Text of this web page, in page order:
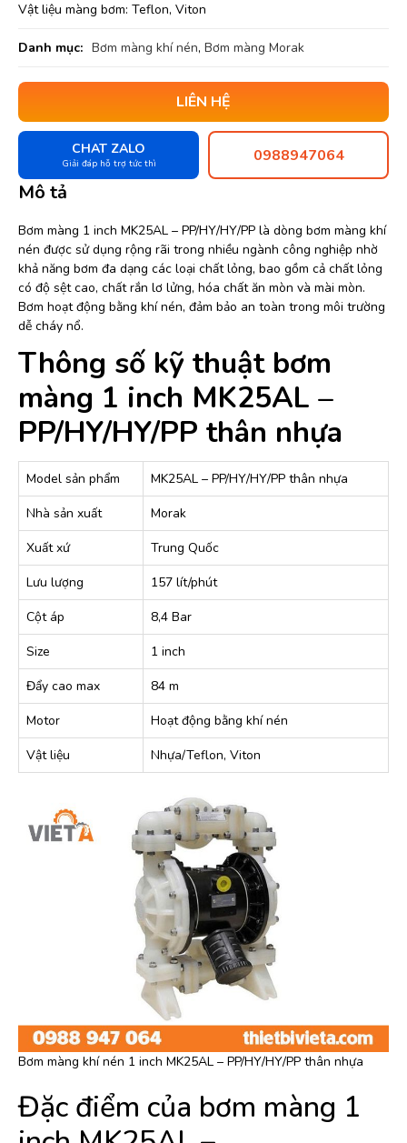
Vật liệu màng bơm: Teflon, Viton
Danh mục: Bơm màng khí nén, Bơm màng Morak
LIÊN HỆ
CHAT ZALO
Giải đáp hỗ trợ tức thì 0988947064
Mô tả
Bơm màng 1 inch MK25AL – PP/HY/HY/PP là dòng bơm màng khí
nén được sử dụng rộng rãi trong nhiều ngành công nghiệp nhờ
khả năng bơm đa dạng các loại chất lỏng, bao gồm cả chất lỏng
có độ sệt cao, chất rắn lơ lửng, hóa chất ăn mòn và mài mòn.
Bơm hoạt động bằng khí nén, đảm bảo an toàn trong môi trường
dễ cháy nổ.
Thông số kỹ thuật bơm
màng 1 inch MK25AL –
PP/HY/HY/PP thân nhựa
Model sản phẩm
MK25AL – PP/HY/HY/PP thân nhựa
Nhà sản xuất
Morak
Xuất xứ
Trung Quốc
Lưu lượng
157 lít/phút
Cột áp
8,4 Bar
Size
1 inch
Đẩy cao max
84 m
Motor
Hoạt động bằng khí nén
Vật liệu
Nhựa/Teflon, Viton
Bơm màng khí nén 1 inch MK25AL – PP/HY/HY/PP thân nhựa
Đặc điểm của bơm màng 1